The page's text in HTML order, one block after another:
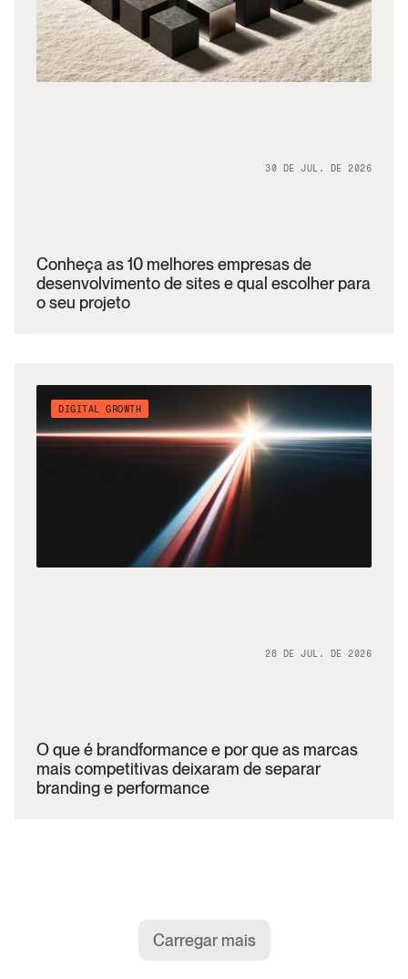
30 DE JUL. DE 2026
Conheça as 10 melhores empresas de
desenvolvimento de sites e qual escolher para
o seu projeto
DIGITAL GROWTH
28 DE JUL. DE 2026
O que é brandformance e por que as marcas
mais competitivas deixaram de separar
branding e performance
Carregar mais